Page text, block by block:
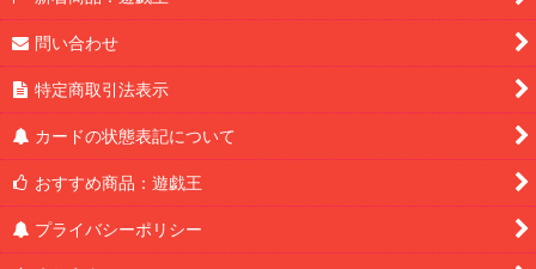
問い合わせ
特定商取引法表示
カードの状態表記について
おすすめ商品：遊戯王
プライバシーポリシー